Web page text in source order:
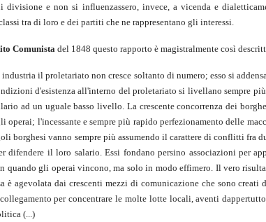
divisione e non si influenzassero, invece, a vicenda e
tra di loro e dei partiti che ne rappresentano gli interessi.
Comunista del 1848 questo rapporto è magistralmente così
il proletariato non cresce soltanto di numero; esso si
d'esistenza all'interno del proletariato si livellano sempre
ad un uguale basso livello. La crescente concorrenza dei
operai; l'incessante e sempre più rapido perfezionamento delle
borghesi vanno sempre più assumendo il carattere di conflitti fra
difendere il loro salario. Essi fondano persino associazioni per
quando gli operai vincono, ma solo in modo effimero. Il vero
è agevolata dai crescenti mezzi di comunicazione che sono
per concentrare le molte lotte locali, aventi
(...)